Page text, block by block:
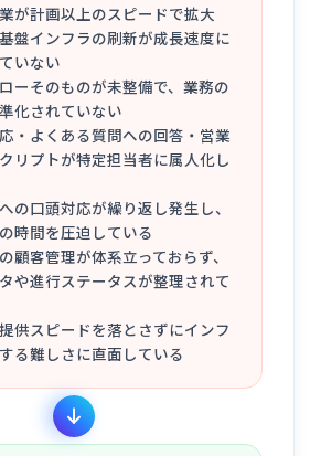
が計画以上のスピードで拡大
盤インフラの刷新が成長速度に
いない
ーそのものが未整備で、業務の
化されていない
・よくある質問への回答・営業
リプトが特定担当者に属人化し
の口頭対応が繰り返し発生し、
時間を圧迫している
顧客管理が体系立っておらず、
や進行ステータスが整理されて
供スピードを落とさずにインフ
る難しさに直面している